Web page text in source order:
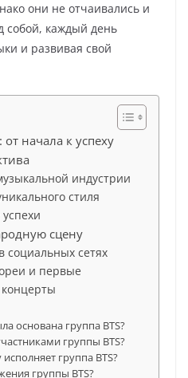
они не отчаивались и
собой, каждый день
и развивая свой
начала к успеху
индустрии
стиля
сцену
социальных сетях
и первые
основана группа BTS?
группы BTS?
группа BTS?
группы BTS?